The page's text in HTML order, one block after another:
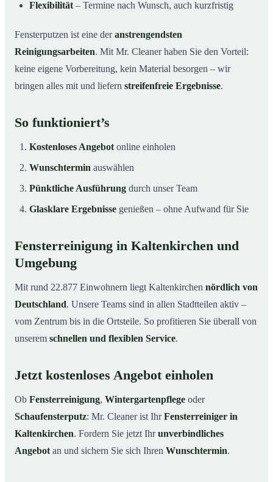
Flexibilität – Termine nach Wunsch, auch kurzfristig
Fensterputzen ist eine deranstrengendsten
Reinigungsarbeiten. Mit Mr. Cleaner haben Sie den Vorteil:
keine eigene Vorbereitung, kein Material besorgen – wir
bringen alles mit und liefern streifenfreie Ergebnisse.
So funktioniert’s
Kostenloses Angebot online einholen
Wunschtermin auswählen
Pünktliche Ausführung durch unser Team
Glasklare Ergebnisse genießen – ohne Aufwand für Sie
Fensterreinigung in Kaltenkirchen und
Umgebung
Mit rund 22.877 Einwohnern liegt Kaltenkirchen nördlich von
Deutschland. Unsere Teams sind in allen Stadtteilen aktiv –
vom Zentrum bis in die Ortsteile. So profitieren Sie überall von
unserem schnellen und flexiblen Service.
Jetzt kostenloses Angebot einholen
Ob Fensterreinigung, Wintergartenpflege oder
Schaufensterputz: Mr. Cleaner ist IhrFensterreiniger in
Kaltenkirchen. Fordern Sie jetzt Ihrunverbindliches
Angebot an und sichern Sie sich Ihren Wunschtermin.